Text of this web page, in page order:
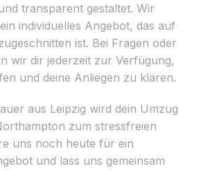
transparent gestaltet. Wir
individuelles Angebot, das auf
ist. Bei Fragen oder
wir dir jederzeit zur Verfügung,
und deine Anliegen zu klären.
aus Leipzig wird dein Umzug
zum stressfreien
uns noch heute für ein
und lass uns gemeinsam